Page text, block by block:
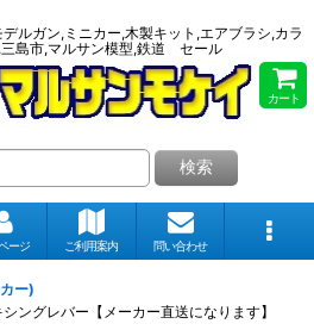
ルガン,ミニカー,木製キット,エアブラシ,カラ
三島市,マルサン模型,鉄道 セール
カート
検索
ージ ご利用案内 問い合わせ
ー)
ングレバー【メーカー直送になります】